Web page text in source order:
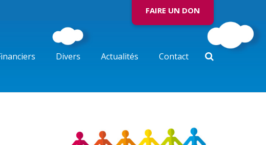
FAIRE UN DON
Divers Actualités Contact